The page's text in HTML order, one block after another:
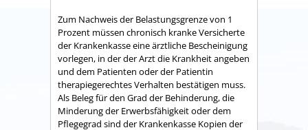
Zum Nachweis der Belastungsgrenzevon 1
Prozent müssen chronisch kranke Versicherte
der Krankenkasse eineärztliche Bescheinigung
vorlegen, in der der Arzt die Krankheit angeben
und dem Patienten oder der Patientin
therapiegerechtes Verhalten bestätigen muss.
Als Beleg für den Grad der Behinderung, die
Minderung der Erwerbsfähigkeit oder dem
Pflegegrad sind der Krankenkasse Kopien der